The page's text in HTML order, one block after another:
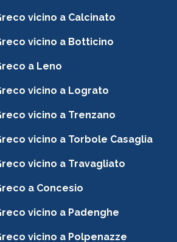
vicino a Calcinato
vicino a Botticino
a Leno
vicino a Lograto
vicino a Trenzano
vicino a Torbole Casaglia
vicino a Travagliato
a Concesio
vicino a Padenghe
vicino a Polpenazze